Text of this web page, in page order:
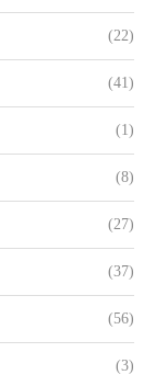
(22)
(41)
(1)
(8)
(27)
(37)
(56)
(3)